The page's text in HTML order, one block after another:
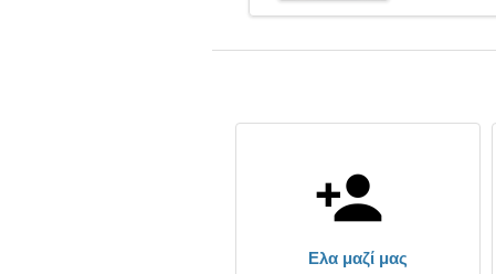
Ελα μαζί μας